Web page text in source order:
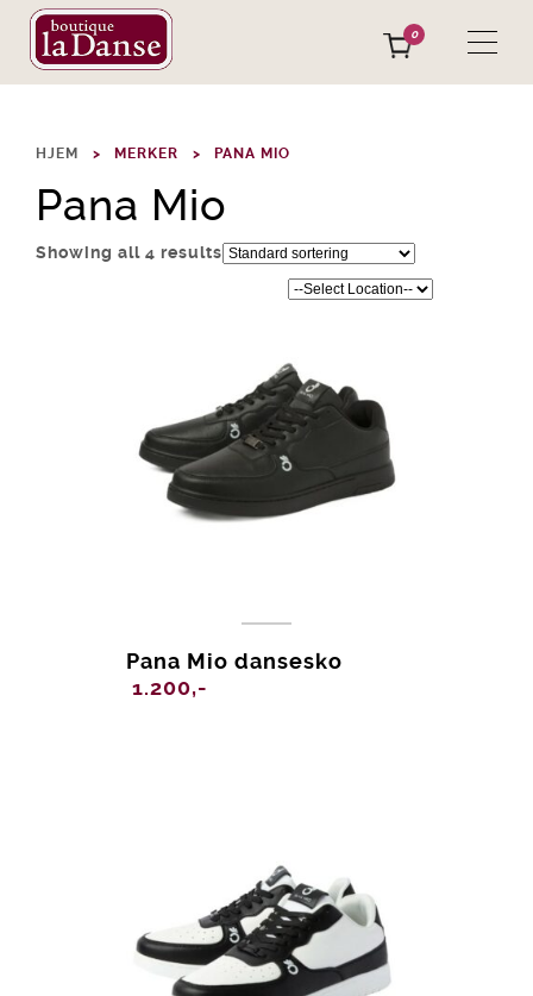
0
HJEM MERKER PANA MIO
Pana Mio
Showing all 4 results
Pana Mio dansesko
1.200,-